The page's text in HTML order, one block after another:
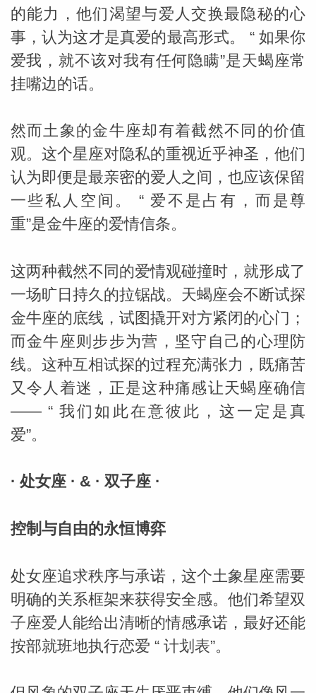
的能力，他们渴望与爱人交换最隐秘的心
事，认为这才是真爱的最高形式。 “ 如果你
爱我，就不该对我有任何隐瞒”是天蝎座常
挂嘴边的话。
然而土象的金牛座却有着截然不同的价值
观。这个星座对隐私的重视近乎神圣，他们
认为即便是最亲密的爱人之间，也应该保留
一些私人空间。 “ 爱不是占有，而是尊
重”是金牛座的爱情信条。
这两种截然不同的爱情观碰撞时，就形成了
一场旷日持久的拉锯战。天蝎座会不断试探
金牛座的底线，试图撬开对方紧闭的心门；
而金牛座则步步为营，坚守自己的心理防
线。这种互相试探的过程充满张力，既痛苦
又令人着迷，正是这种痛感让天蝎座确信
—— “ 我们如此在意彼此，这一定是真
爱”。
· 处女座 · & · 双子座 ·
控制与自由的永恒博弈
处女座追求秩序与承诺，这个土象星座需要
明确的关系框架来获得安全感。他们希望双
子座爱人能给出清晰的情感承诺，最好还能
按部就班地执行恋爱 “ 计划表”。